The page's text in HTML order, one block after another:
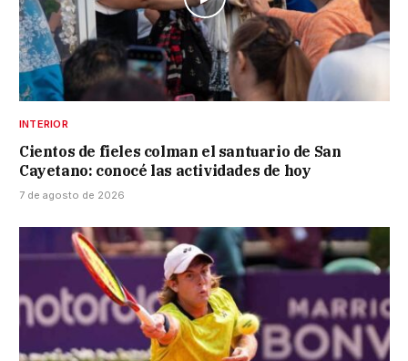
INTERIOR
Cientos de fieles colman el santuario de San
Cayetano: conocé las actividades de hoy
7 de agosto de 2026